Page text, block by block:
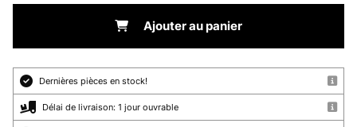
Ajouter au panier
Dernières pièces en stock!
Délai de livraison: 1 jour ouvrable